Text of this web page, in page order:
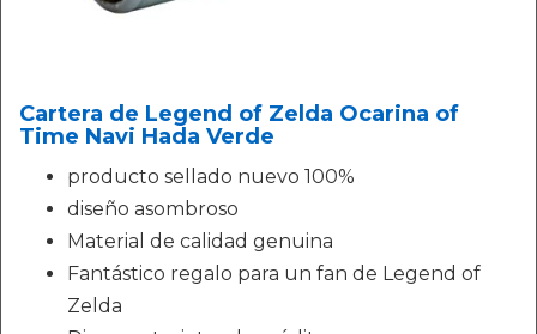
Cartera de Legend of Zelda Ocarina of
Time Navi Hada Verde
producto sellado nuevo 100%
diseño asombroso
Material de calidad genuina
Fantástico regalo para un fan de Legend of
Zelda